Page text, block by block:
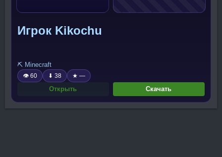
Игрок Kikochu
⛏️ Minecraft
👁 60 ⬇ 38 ★ —
Открыть Скачать